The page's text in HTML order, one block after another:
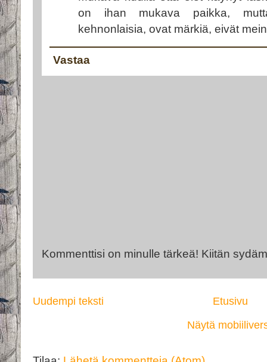
on ihan mukava paikka,
kehnonlaisia, ovat märkiä, eivät
Vastaa
Kommenttisi on minulle tärkeä! Kiitän
Uudempi teksti
Etusivu
Näytä